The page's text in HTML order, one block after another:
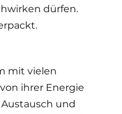
dürfen.
mit vielen
ihrer Energie
und